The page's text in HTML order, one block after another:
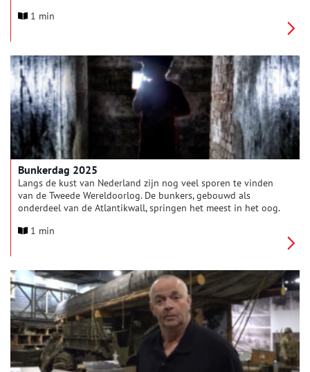
centrale rol hierin speelt een speciale ‘bevrijdingsrok’ uit
Bouhuys (1927-2008). Daarnaast laat het museum een selectie
zien van de parels uit de bijzondere collectie
bevrijdingsmemorabilia van Weesper verzamelaar Dennis Koek.
1 min
Bunkerdag 2025
Langs de kust van Nederland zijn nog veel sporen te vinden
van de Tweede Wereldoorlog. De bunkers, gebouwd als
onderdeel van de Atlantikwall, springen het meest in het oog.
bunkers van Zeeland tot de Waddeneilanden samen open voor
1 min